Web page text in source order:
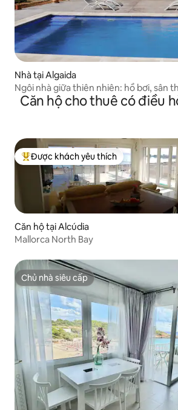
Nhà tại Algaida
Ngôi nhà giữa thiên nhiên: hồ bơi, sân
Căn hộ cho thuê có điều
Được khách yêu thích nhất
Được khách yêu thích
Căn hộ tại Alcúdia
Mallorca North Bay
Chủ nhà siêu cấp
Chủ nhà siêu cấp